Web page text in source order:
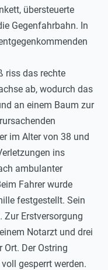
übersteuerte
Gegenfahrbahn. In
riss das rechte
ab, wodurch das
an einem Baum zur
im Alter von 38 und
ins
ambulanter
Fahrer wurde
festgestellt. Sein
Zur Erstversorgung
Notarzt und drei
Der Ostring
gesperrt werden.